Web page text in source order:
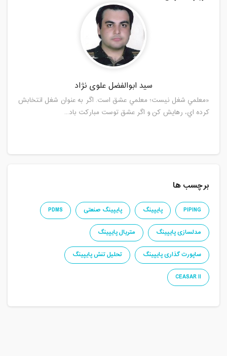
سید ابوالفضل علوی نژاد
«معلمي شغل نيست؛ معلمي عشق است. اگر به عنوان شغل انتخابش
کرده اي، رهايش کن و اگر عشق توست مبارکت باد...
برچسب ها
PIPING پایپینگ پایپینگ صنعتی
PDMS
مدلسازی پایپینگ
متریال پایپینگ
ساپورت گذاری پایپینگ
تحلیل تنش پایپینگ
CEASAR II